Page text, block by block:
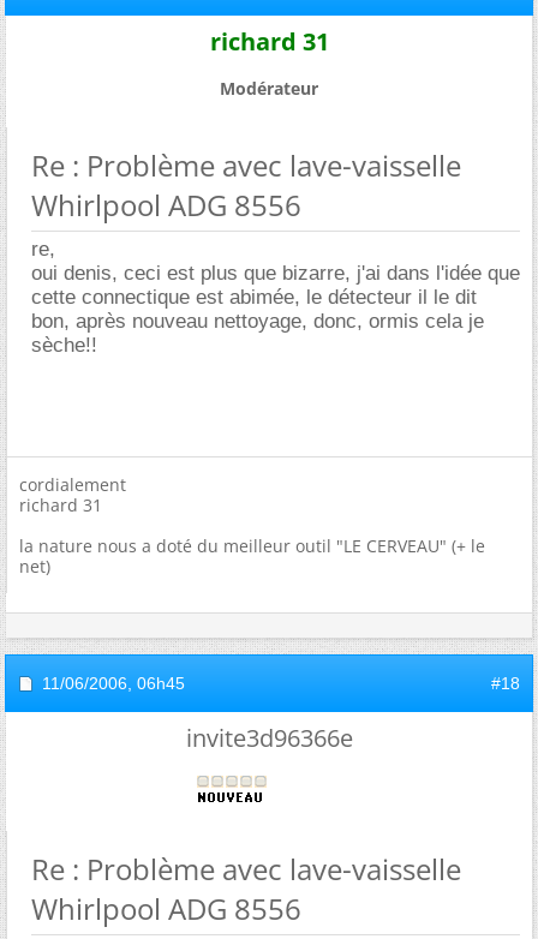
richard 31
Modérateur
Re : Problème avec lave-vaisselle
Whirlpool ADG 8556
re,
oui denis, ceci est plus que bizarre, j'ai dans l'idée que
cette connectique est abimée, le détecteur il le dit
bon, après nouveau nettoyage, donc, ormis cela je
sèche!!
cordialement
richard 31
la nature nous a doté du meilleur outil "LE CERVEAU" (+ le
net)
11/06/2006, 06h45 #18
invite3d96366e
Re : Problème avec lave-vaisselle
Whirlpool ADG 8556